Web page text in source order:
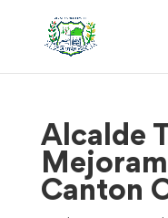
Alcalde
Canton